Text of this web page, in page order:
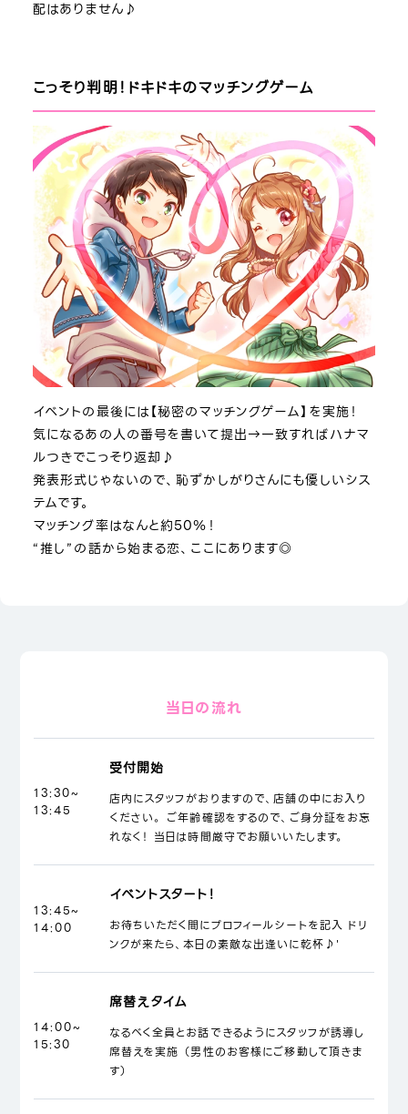
配はありません♪
こっそり判明！ドキドキのマッチングゲーム
イベントの最後には【秘密のマッチングゲーム】を実施！
気になるあの人の番号を書いて提出→一致すればハナマ
ルつきでこっそり返却♪
発表形式じゃないので、恥ずかしがりさんにも優しいシス
テムです。
マッチング率はなんと約50％！
“推し”の話から始まる恋、ここにあります◎
当日の流れ
13:30~
13:45
受付開始
店内にスタッフがおりますので、店舗の中にお入り
ください。 ご年齢確認をするので、ご身分証をお忘
れなく！ 当日は時間厳守でお願いいたします。
13:45~
14:00
イベントスタート！
お待ちいただく間にプロフィールシートを記入 ドリ
ンクが来たら、本日の素敵な出逢いに乾杯♪'
14:00~
15:30
席替えタイム
なるべく全員とお話できるようにスタッフが誘導し
席替えを実施 （男性のお客様にご移動して頂きま
す）